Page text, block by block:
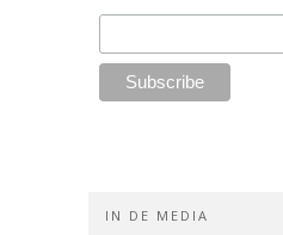
IN DE MEDIA